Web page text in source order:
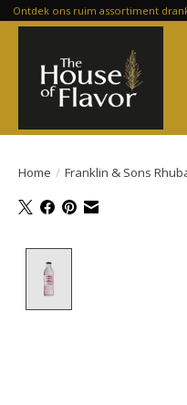
Ontdek ons ruim assortiment
Home / Franklin & Sons